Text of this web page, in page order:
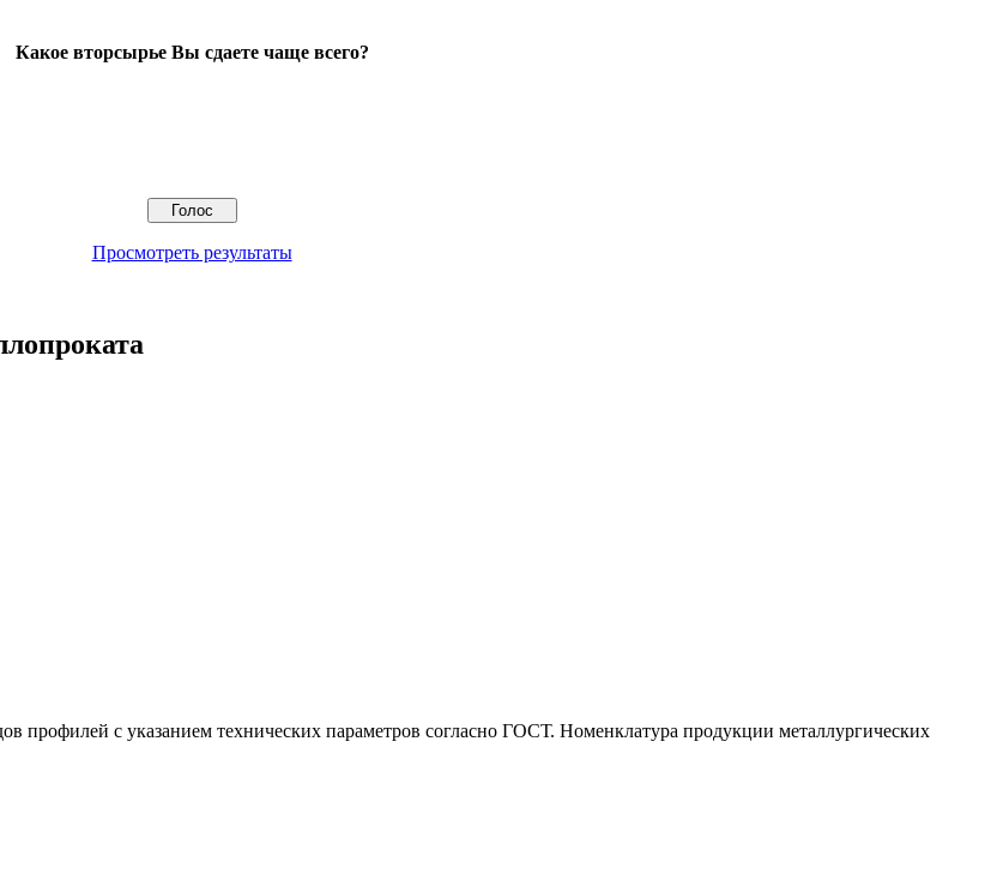
Какое вторсырье Вы сдаете чаще всего?
Просмотреть результаты
профилей с указанием технических параметров согласно ГОСТ. Номенклатура продукции металлургических